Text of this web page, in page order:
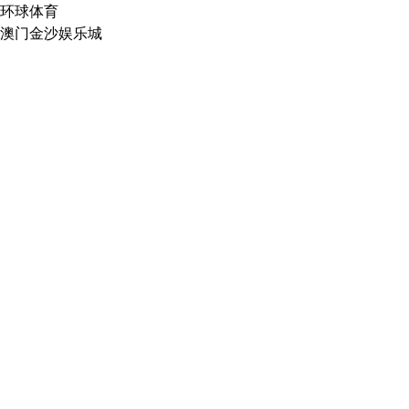
环球体育
澳门金沙娱乐城